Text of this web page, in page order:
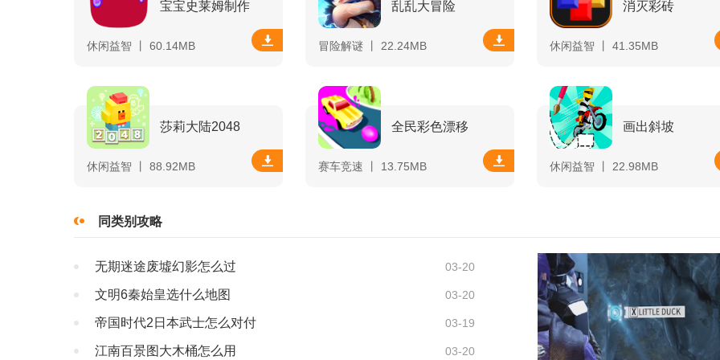
宝宝史莱姆制作
休闲益智 丨 60.14MB
乱乱大冒险
冒险解谜 丨 22.24MB
消灭彩砖
休闲益智 丨 41.35MB
莎莉大陆2048
休闲益智 丨 88.92MB
全民彩色漂移
赛车竞速 丨 13.75MB
画出斜坡
休闲益智 丨 22.98MB
同类别攻略
无期迷途废墟幻影怎么过 03-20
文明6秦始皇选什么地图 03-20
帝国时代2日本武士怎么对付 03-19
江南百景图大木桶怎么用 03-20